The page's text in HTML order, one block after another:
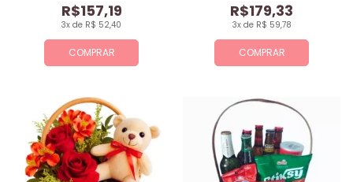
COMPRAR
3x de R$ 52,40
R$157,19
COMPRAR
3x de R$ 59,78
R$179,33